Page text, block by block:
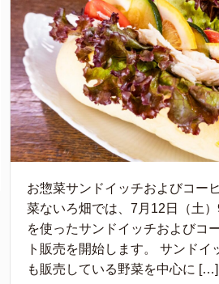
お惣菜サンドイッチおよびコー
菜ないろ畑では、7月12日（土
を使ったサンドイッチおよびコ
ト販売を開始します。 サンドイ
も販売している野菜を中心に […]